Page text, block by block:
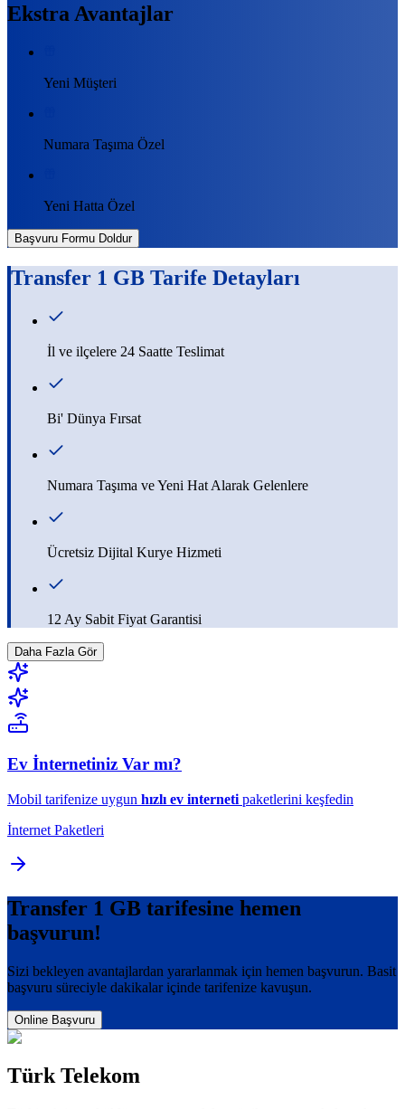
Ekstra Avantajlar
Yeni Müşteri
Numara Taşıma Özel
Yeni Hatta Özel
Başvuru Formu Doldur
Transfer 1 GB Tarife Detayları
İl ve ilçelere 24 Saatte Teslimat
Bi' Dünya Fırsat
Numara Taşıma ve Yeni Hat Alarak Gelenlere
Ücretsiz Dijital Kurye Hizmeti
12 Ay Sabit Fiyat Garantisi
Daha Fazla Gör
Ev İnternetiniz Var mı?
Mobil tarifenize uygun hızlı ev interneti paketlerini keşfedin
İnternet Paketleri
Transfer 1 GB tarifesine hemen
başvurun!
Sizi bekleyen avantajlardan yararlanmak için hemen başvurun. Basit
başvuru süreciyle dakikalar içinde tarifenize kavuşun.
Online Başvuru
Türk Telekom